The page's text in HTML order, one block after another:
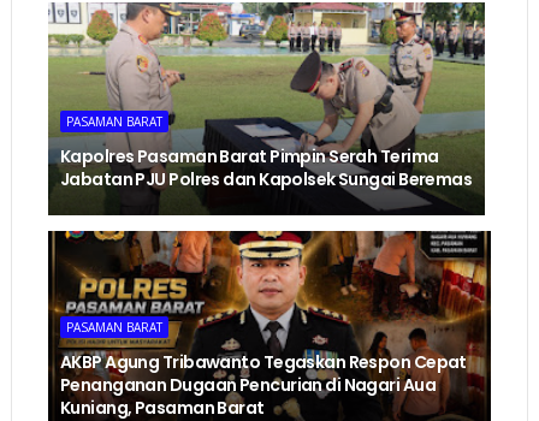
PASAMAN BARAT
Kapolres Pasaman Barat Pimpin Serah Terima
Jabatan PJU Polres dan Kapolsek Sungai Beremas
PASAMAN BARAT
AKBP Agung Tribawanto Tegaskan Respon Cepat
Penanganan Dugaan Pencurian di Nagari Aua
Kuniang, Pasaman Barat